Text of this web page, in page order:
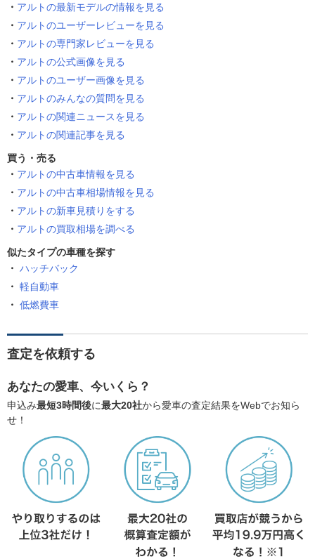
アルトの最新モデルの情報を見る
アルトのユーザーレビューを見る
アルトの専門家レビューを見る
アルトの公式画像を見る
アルトのユーザー画像を見る
アルトのみんなの質問を見る
アルトの関連ニュースを見る
アルトの関連記事を見る
買う・売る
アルトの中古車情報を見る
アルトの中古車相場情報を見る
アルトの新車見積りをする
アルトの買取相場を調べる
似たタイプの車種を探す
ハッチバック
軽自動車
低燃費車
査定を依頼する
あなたの愛車、今いくら？
申込み最短3時間後に最大20社から愛車の査定結果をWebでお知ら
せ！